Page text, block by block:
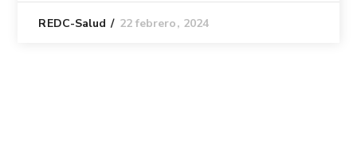
REDC-Salud 22 febrero, 2024